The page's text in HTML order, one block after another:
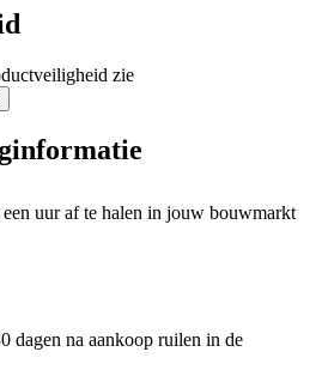
zie
een uur af te halen in jouw bouwmarkt
dagen na aankoop ruilen in de